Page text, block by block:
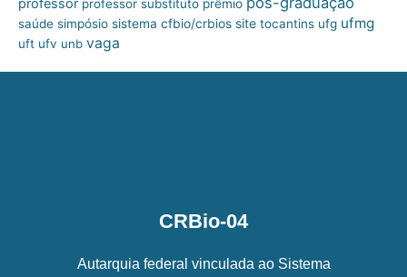
professor professor substituto prêmio
saúde simpósio sistema cfbio/crbios site tocantins ufg ufmg
uft ufv unb vaga
CRBio-04
Autarquia federal vinculada ao Sistema